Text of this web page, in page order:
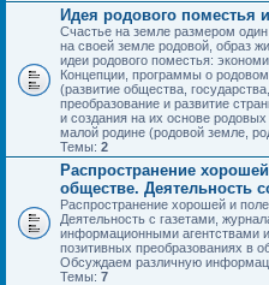
Идея родового поместья
Счастье на земле размером
на своей земле родовой, образ
идеи родового поместья:
Концепции, программы о
(развитие общества,
преобразование и развитие
и создания на их основе
малой родине (родовой земле,
Темы: 2
Распространение
обществе. Деятельность
Распространение хорошей и
Деятельность с газетами,
информационными
позитивных преобразованиях в
Обсуждаем различную
Темы: 7